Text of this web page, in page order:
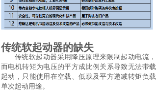
传统软起动器的缺失
传统软起动器采用降压原理来限制起动电流，
而电机转矩为电压的平方成比例关系导致无法带载
起动，只能使用在空载、低载及平方递减转矩负载
单次起动用途。